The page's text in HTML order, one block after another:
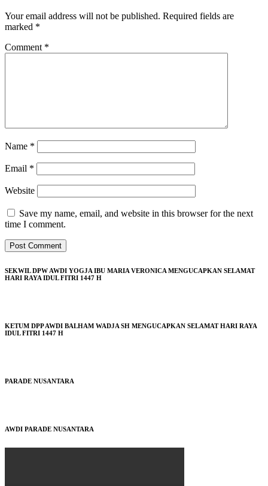
Your email address will not be published. Required fields are
marked *
Comment *
Name *
Email *
Website
Save my name, email, and website in this browser for the next
time I comment.
SEKWIL DPW AWDI YOGJA IBU MARIA VERONICA MENGUCAPKAN SELAMAT
HARI RAYA IDUL FITRI 1447 H
KETUM DPP AWDI BALHAM WADJA SH MENGUCAPKAN SELAMAT HARI RAYA
IDUL FITRI 1447 H
PARADE NUSANTARA
AWDI PARADE NUSANTARA